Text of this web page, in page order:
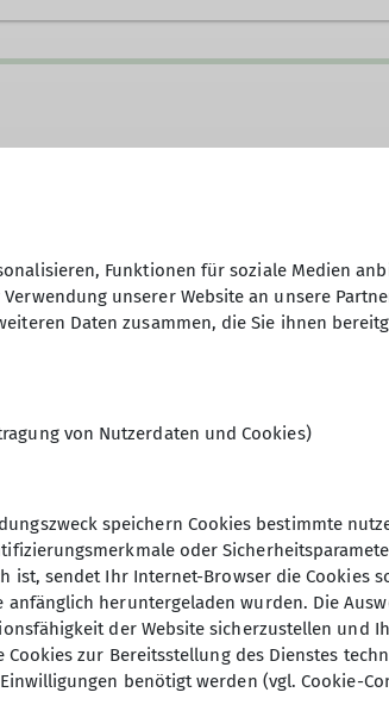
Ämter
Unsere
Funktionen für soziale Medien
unserer Website an unsere
Daten zusammen, die Sie ihnen
von Nutzerdaten und Cookies)
speichern Cookies bestimmte
oder
ist, sendet Ihr Internet-Browser die Cookies
anfänglich heruntergeladen wurden. Die
der Website sicherzustellen und
Cookies zur Bereitsstellung des Dienstes
benötigt werden (vgl. Cookie-